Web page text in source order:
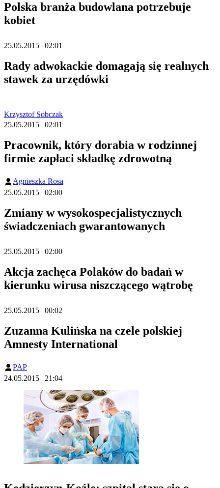
Polska branża budowlana potrzebuje
kobiet
25.05.2015 | 02:01
Rady adwokackie domagają się realnych
stawek za urzędówki
Krzysztof Sobczak
25.05.2015 | 02:01
Pracownik, który dorabia w rodzinnej
firmie zapłaci składkę zdrowotną
Agnieszka Rosa
25.05.2015 | 02:00
Zmiany w wysokospecjalistycznych
świadczeniach gwarantowanych
25.05.2015 | 02:00
Akcja zachęca Polaków do badań w
kierunku wirusa niszczącego wątrobę
25.05.2015 | 00:02
Zuzanna Kulińska na czele polskiej
Amnesty International
PAP
24.05.2015 | 21:04